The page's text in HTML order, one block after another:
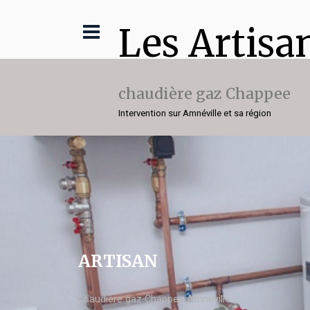
Les
chaudière gaz Chappee
Intervention sur Amnéville et sa région
ARTISAN
chaudière gaz Chappee Amnéville